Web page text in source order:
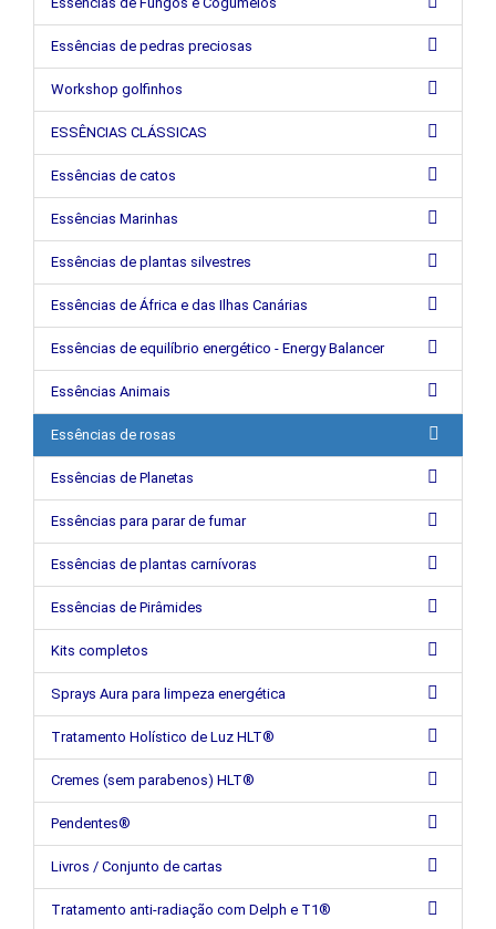
Essências de pedras preciosas
Workshop golfinhos
ESSÊNCIAS CLÁSSICAS
Essências de catos
Essências Marinhas
Essências de plantas silvestres
Essências de África e das Ilhas Canárias
Essências de equilíbrio energético - Energy Balancer
Essências Animais
Essências de rosas
Essências de Planetas
Essências para parar de fumar
Essências de plantas carnívoras
Essências de Pirâmides
Kits completos
Sprays Aura para limpeza energética
Tratamento Holístico de Luz HLT®
Cremes (sem parabenos) HLT®
Pendentes®
Livros / Conjunto de cartas
Tratamento anti-radiação com Delph e T1®